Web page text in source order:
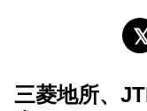
三菱地所、